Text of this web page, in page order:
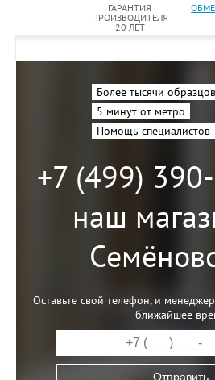
ГАРАНТИЯ
ПРОИЗВОДИТЕЛЯ
20 ЛЕТ
Более тысячи
5 минут от метро
Помощь специалистов
+7 (499)
наш
Оставьте свой телефон, и
ближайшее
Отправить